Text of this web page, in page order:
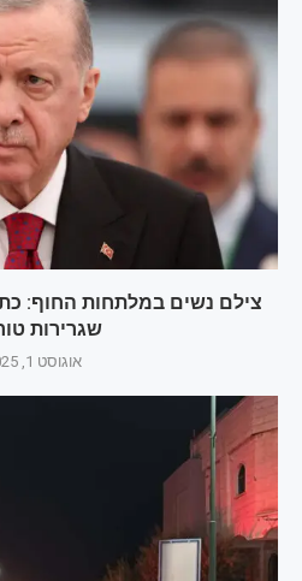
צילם נשים במלתחות החוף:
שגרירות
אוגוסט 1, 2025